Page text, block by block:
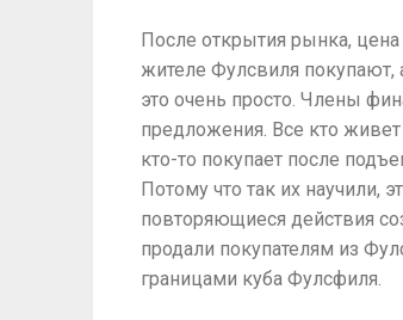
После открытия рынка, цена
жителе Фулсвиля покупают,
это очень просто. Члены
предложения. Все кто
кто-то покупает после
Потому что так их научили,
повторяющиеся действия
продали покупателям из
границами куба Фулсфиля.